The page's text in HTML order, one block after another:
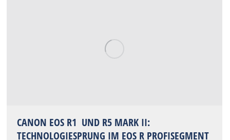
CANON EOS R1 UND R5 MARK II:
TECHNOLOGIESPRUNG IM EOS R PROFISEGMENT